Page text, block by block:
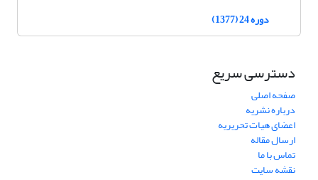
دوره 24 (1377)
دسترسی سریع
صفحه اصلی
درباره نشریه
اعضای هیات تحریریه
ارسال مقاله
تماس با ما
نقشه سایت